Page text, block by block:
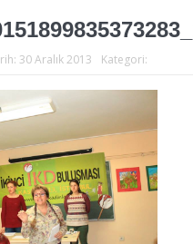
30 Aralık 2013 Kategori: